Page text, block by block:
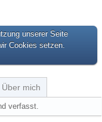
unserer Seite
Cookies setzen.
Über mich
verfasst.